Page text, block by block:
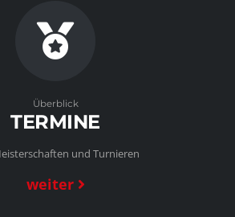
Überblick
TERMINE
und Turnieren
weiter